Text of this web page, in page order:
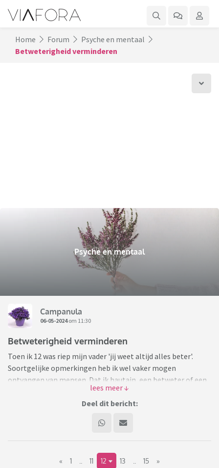
Home Forum
Psyche en mentaal
Betweterigheid verminderen
Psyche en mentaal
Campanula
06-05-2024om 11:30
Betweterigheid verminderen
Toen ik 12 was riep mijn vader 'jij weet altijd alles beter'.
Soortgelijke opmerkingen heb ik wel vaker mogen
ontvangen van mensen. Dat ik hautain, een betweter of een
snob ben. Het zal dus wel kloppen. Voor mijn gevoel zet ik
enkel mijn gedachten uiteen en ben ik niet intentioneel
Nu kan ik die feedback afdoen met 'frustraties, projectie,
matige argumenten of alles wat je zegt, ben je zelf', maar
dan ik ben ik weer die betweter. En ik ben nu eenmaal dol op
Deel dit bericht:
« 1 11 12 13 15 »